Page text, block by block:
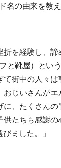
名の由来を教え
を経験し、
と靴屋）とい
街中の人々
じいさんが
、たくさん
たちも感謝
ました。」